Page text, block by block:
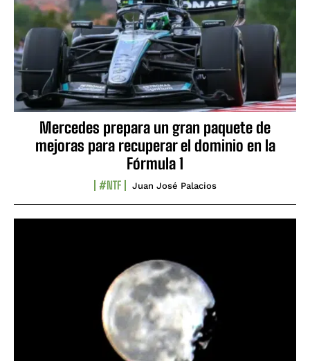
Mercedes prepara un gran paquete de
mejoras para recuperar el dominio en la
Fórmula 1
#NTF Juan José Palacios